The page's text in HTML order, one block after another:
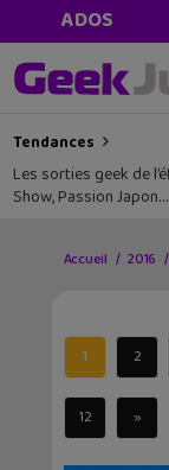
ADOS
Tendances
Les sorties geek de
Show, Passion Japon…
Accueil 2016
1 2
12 »